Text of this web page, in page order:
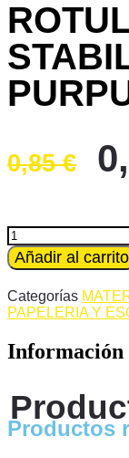
0,85€
El
ROTULADOR
STABILO
POINT
PURPURA
cantidad
Añadir al carrito
Categorías
PAPELERIA Y
Información
Productos